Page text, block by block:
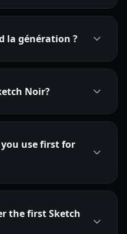
la génération ?
Noir?
use first for
the first Sketch